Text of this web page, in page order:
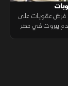
فرض عقوبات على
بيروت في حصر